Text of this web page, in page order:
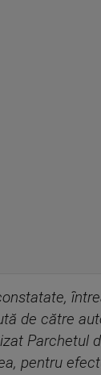
de către
Parchetul
pentru